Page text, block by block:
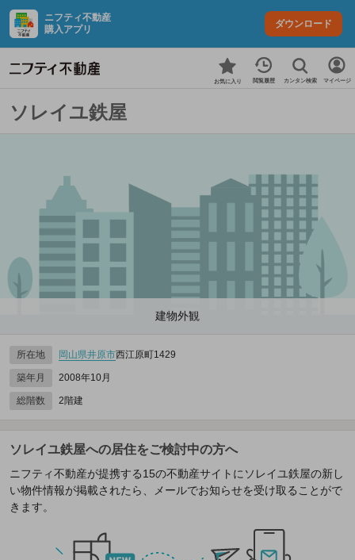
ニフティ不動産
購入アプリ
ダウンロード
お気に入り 閲覧履歴 カンタン検索 マイページ
ソレイユ鉄屋
建物外観
所在地 岡山県井原市西江原町1429
築年月 2008年10月
総階数 2階建
ソレイユ鉄屋への居住をご検討中の方へ
ニフティ不動産が提携する15の不動産サイトにソレイユ鉄屋の新し
い物件情報が掲載されたら、メールでお知らせを受け取ることがで
きます。